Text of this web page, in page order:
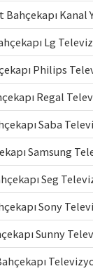
Kanal
Lg
Philips
Regal
Saba
Samsung
Seg
Sony
Sunny